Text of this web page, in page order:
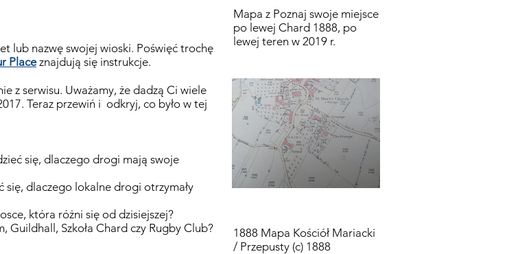
lub nazwę swojej wioski. Poświęć trochę
Placeznajdują się instrukcje.
z serwisu. Uważamy, że dadzą Ci wiele
Teraz przewiń i odkryj, co było w tej
się, dlaczego drogi mają swoje
się, dlaczego lokalne drogi otrzymały
która różni się od dzisiejszej?
Guildhall, Szkoła Chard czy Rugby Club?
Mapa z Poznaj swoje miejsce
po lewej Chard 1888, po
lewej teren w 2019 r.
1888 Mapa Kościół Mariacki
/ Przepusty (c) 1888